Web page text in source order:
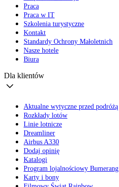
Praca
Praca w IT
Szkolenia turystyczne
Kontakt
Standardy Ochrony Małoletnich
Nasze hotele
Biura
Dla klientów
Aktualne wytyczne przed podróżą
Rozkłady lotów
Linie lotnicze
Dreamliner
Airbus A330
Dodaj opinię
Katalogi
Program lojalnościowy Bumerang
Karty i bony